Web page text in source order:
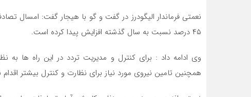
نعمتی فرماندار الیگودرز در گفت و گو با هیجار گفت: امسال
۴۵ درصد نسبت به سال گذشته افزایش پیدا کرده است.
وی ادامه داد : برای کنترل و مدیریت تردد در این راه ها
همچنین تامین نیروی مورد نیاز برای نظارت و کنترل بیشتر اقدام